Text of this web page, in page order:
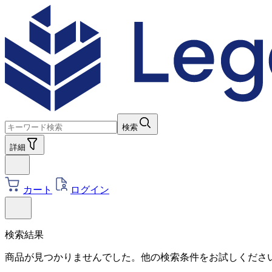
検索
詳細
カート ログイン
検索結果
商品が見つかりませんでした。他の検索条件をお試しくださ